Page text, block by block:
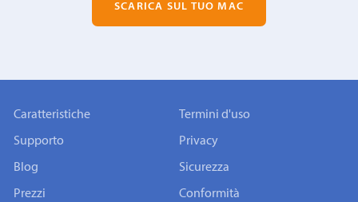
SCARICA SUL TUO MAC
Caratteristiche
Supporto
Blog
Prezzi
Termini d'uso
Privacy
Sicurezza
Conformità